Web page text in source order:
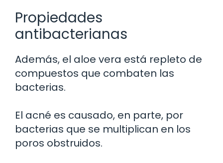
Propiedades
antibacterianas
Además, el aloe vera está repleto de
compuestos que combaten las
bacterias.
El acné es causado, en parte, por
bacterias que se multiplican en los
poros obstruidos.